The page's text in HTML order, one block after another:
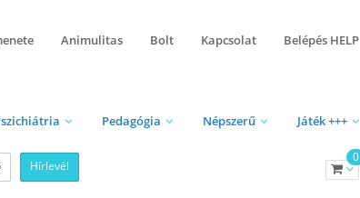
Animulitas Bolt Kapcsolat Belépés HELP
Pedagógia Népszerű Játék +++
Hírlevél
0